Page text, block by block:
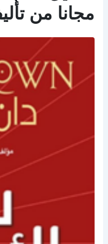
مجانا من